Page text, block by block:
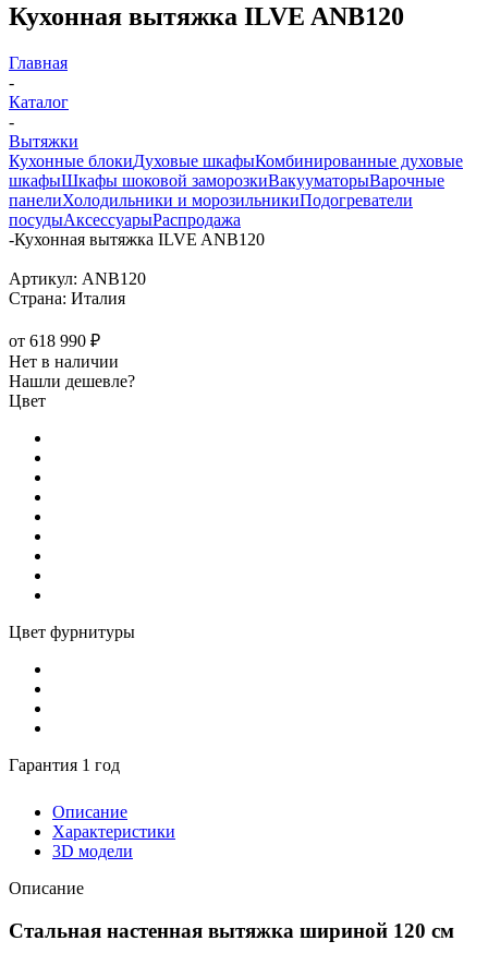
Кухонная вытяжка ILVE ANB120
Главная
-
Каталог
-
Вытяжки
Кухонные блокиДуховые шкафыКомбинированные духовые
шкафыШкафы шоковой заморозкиВакууматорыВарочные
панелиХолодильники и морозильникиПодогреватели
посудыАксессуарыРаспродажа
-Кухонная вытяжка ILVE ANB120
Артикул: ANB120
Страна: Италия
от 618 990 ₽
Нет в наличии
Нашли дешевле?
Цвет
Цвет фурнитуры
Гарантия 1 год
Описание
Характеристики
3D модели
Описание
Стальная настенная вытяжка шириной 120 см